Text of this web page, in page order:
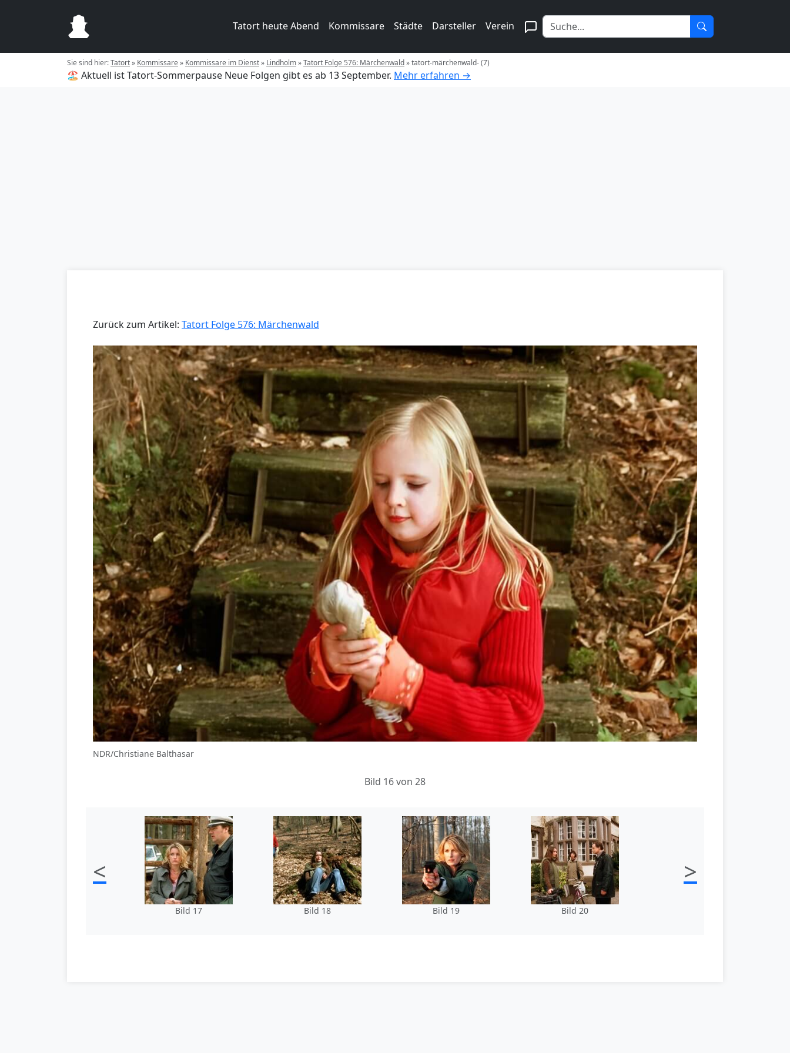
Tatort heute Abend Kommissare Städte Darsteller Verein
Sie sind hier:Tatort» Kommissare» Kommissare im Dienst» Lindholm»Tatort Folge 576: Märchenwald»tatort-märchenwald- (7)
🏖️ Aktuell ist Tatort-Sommerpause Neue Folgen gibt es ab 13 September. Mehr erfahren →
Zurück zum Artikel: Tatort Folge 576: Märchenwald
NDR/Christiane Balthasar
Bild 16 von 28
<
Bild 17 Bild 18 Bild 19 Bild 20
>